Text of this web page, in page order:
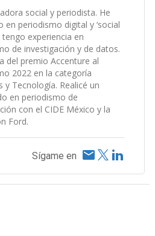
social y periodista. He
en periodismo digital y ‘social
tengo experiencia en
de investigación y de datos.
del premio Accenture al
2022 en la categoría
y Tecnología. Realicé un
en periodismo de
con el CIDE México y la
Ford.
Sígame en